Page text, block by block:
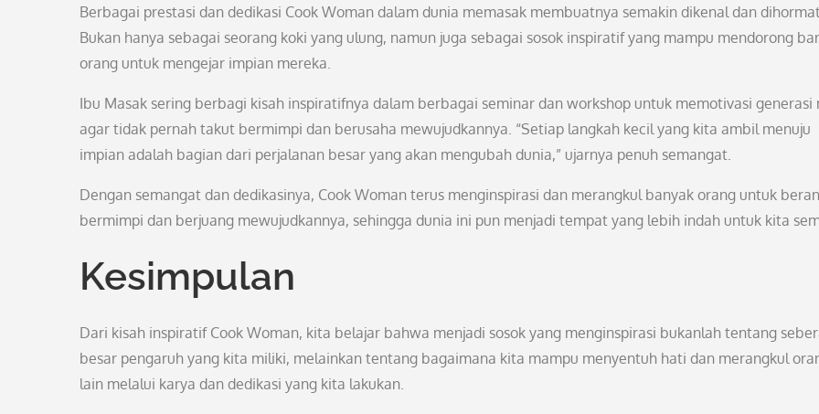
Berbagai prestasi dan dedikasi Cook Woman dalam dunia memasak membuatnya semakin dikenal dan
Bukan hanya sebagai seorang koki yang ulung, namun juga sebagai sosok inspiratif yang mampu mendorong
orang untuk mengejar impian mereka.
Ibu Masak sering berbagi kisah inspiratifnya dalam berbagai seminar dan workshop untuk memotivasi generasi
agar tidak pernah takut bermimpi dan berusaha mewujudkannya. “Setiap langkah kecil yang kita ambil menuju
impian adalah bagian dari perjalanan besar yang akan mengubah dunia,” ujarnya penuh semangat.
Dengan semangat dan dedikasinya, Cook Woman terus menginspirasi dan merangkul banyak orang untuk
bermimpi dan berjuang mewujudkannya, sehingga dunia ini pun menjadi tempat yang lebih indah untuk kita
Kesimpulan
Dari kisah inspiratif Cook Woman, kita belajar bahwa menjadi sosok yang menginspirasi bukanlah tentang
besar pengaruh yang kita miliki, melainkan tentang bagaimana kita mampu menyentuh hati dan merangkul
lain melalui karya dan dedikasi yang kita lakukan.